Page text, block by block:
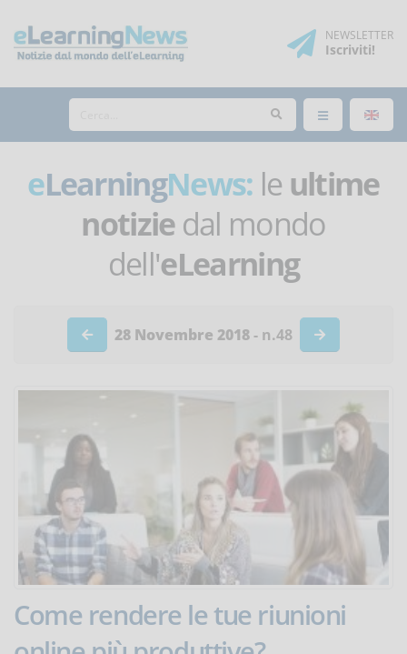
NEWSLETTER
Iscriviti!
eLearningNews: le ultime
notiziedal mondo
dell'eLearning
28 Novembre 2018 - n.48
Come rendere le tue riunioni